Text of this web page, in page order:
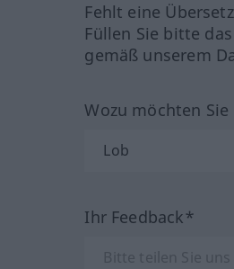
Fehlt eine
Füllen Sie bitte
gemäß unserem
Wozu möchten
Ihr Feedback*